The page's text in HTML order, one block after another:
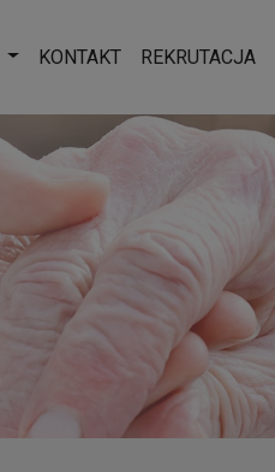
Rozwiń menu
KONTAKT REKRUTACJA